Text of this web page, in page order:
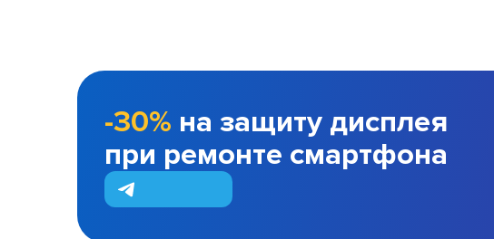
-30% на защиту дисплея
при ремонте смартфона